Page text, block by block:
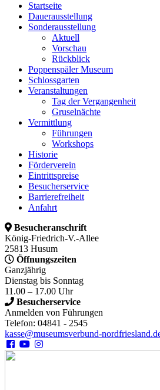
Startseite
Dauerausstellung
Sonderausstellung
Aktuell
Vorschau
Rückblick
Poppenspäler Museum
Schlossgarten
Veranstaltungen
Tag der Vergangenheit
Gruselnächte
Vermittlung
Führungen
Workshops
Historie
Förderverein
Eintrittspreise
Besucherservice
Barrierefreiheit
Anfahrt
Besucheranschrift
König-Friedrich-V.-Allee
25813 Husum
Öffnungszeiten
Ganzjährig
Dienstag bis Sonntag
11.00 – 17.00 Uhr
Besucherservice
Anmelden von Führungen
Telefon: 04841 - 2545
kasse@museumsverbund-